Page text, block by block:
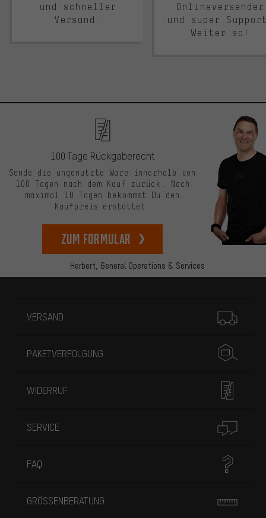
und schneller
Versand.
Onlineversender
und super
Weiter so!
Herbert, General Operations & Services
100 Tage Rückgaberecht
Sende die ungenutzte Ware innerhalb von
100 Tagen nach dem Kauf zurück. Nach
maximal 10 Tagen bekommst Du den
Kaufpreis erstattet.
zum Formular
VERSAND
PAKETVERFOLGUNG
WIDERRUF
SERVICE
FAQ
GRÖSSENBERATUNG